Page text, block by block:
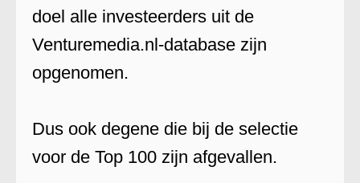
doel alle investeerders uit de
Venturemedia.nl-database zijn
opgenomen.
Dus ook degene die bij de selectie
voor de Top 100 zijn afgevallen.